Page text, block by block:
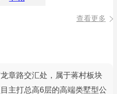
查看更多
章路交汇处，属于蒋村板块
主打总高6层的高端类墅型公